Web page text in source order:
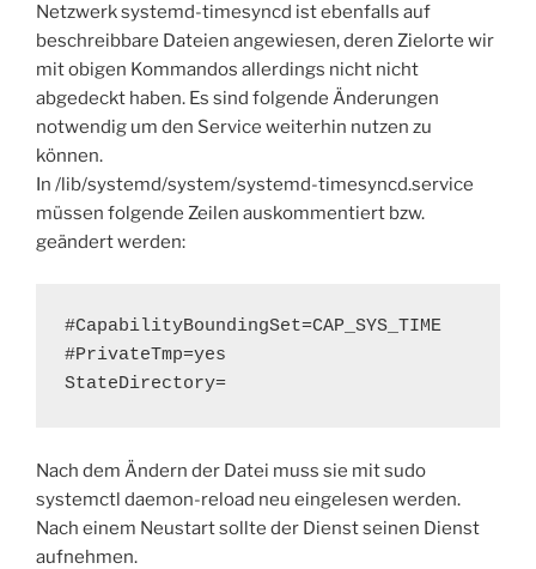
Netzwerk systemd-timesyncd ist ebenfalls auf
beschreibbare Dateien angewiesen, deren Zielorte wir
mit obigen Kommandos allerdings nicht nicht
abgedeckt haben. Es sind folgende Änderungen
notwendig um den Service weiterhin nutzen zu
können.
In /lib/systemd/system/systemd-timesyncd.service
müssen folgende Zeilen auskommentiert bzw.
geändert werden:
#CapabilityBoundingSet=CAP_SYS_TIME
#PrivateTmp=yes
StateDirectory=
Nach dem Ändern der Datei muss sie mit sudo
systemctl daemon-reload neu eingelesen werden.
Nach einem Neustart sollte der Dienst seinen Dienst
aufnehmen.